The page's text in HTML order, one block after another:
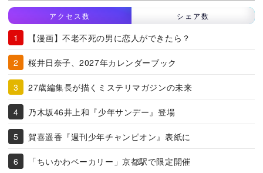
アクセス数 シェア数
【漫画】不老不死の男に恋人ができたら？
桜井日奈子、2027年カレンダーブック
27歳編集長が描くミステリマガジンの未来
乃木坂46井上和『少年サンデー』登場
賀喜遥香『週刊少年チャンピオン』表紙に
「ちいかわベーカリー」京都駅で限定開催